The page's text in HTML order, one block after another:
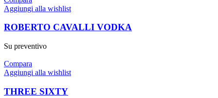
Aggiungi alla wishlist
ROBERTO CAVALLI VODKA
Su preventivo
Compara
Aggiungi alla wishlist
THREE SIXTY